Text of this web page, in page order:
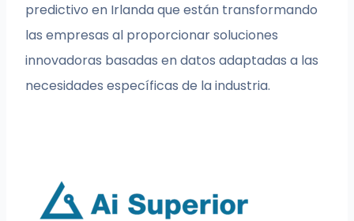
predictivo en Irlanda que están transformando
las empresas al proporcionar soluciones
innovadoras basadas en datos adaptadas a las
necesidades específicas de la industria.